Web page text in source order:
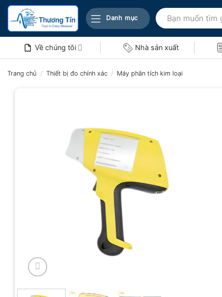
Bỏ
nội
Danh mục
Tìm
kiếm:
Về chúng tôi Nhà sản xuất
Trang chủ / Thiết bị đo chính xác / Máy phân tích kim loại